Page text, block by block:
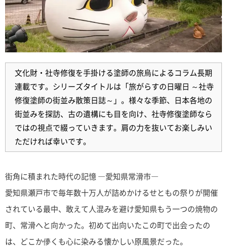
文化財・社寺修復を手掛ける塗師の旅烏によるコラム長期
連載です。シリーズタイトルは「旅がらすの日曜日 ～社寺
修復塗師の街並み散策日誌～」。様々な季節、日本各地の
街並みを探訪、古の遺構にも目を向け、社寺修復塗師なら
ではの視点で綴っていきます。肩の力を抜いてお楽しみい
ただければ幸いです。
街角に積まれた時代の記憶 ―愛知県常滑市―
愛知県瀬戸市で毎年数十万人が詰めかけるせともの祭りが開催
されている最中、敢えて人混みを避け愛知県もう一つの焼物の
町、常滑へと向かった。初めて出向いたこの町で出会ったの
は、どこか儚くも心に染みる懐かしい原風景だった。